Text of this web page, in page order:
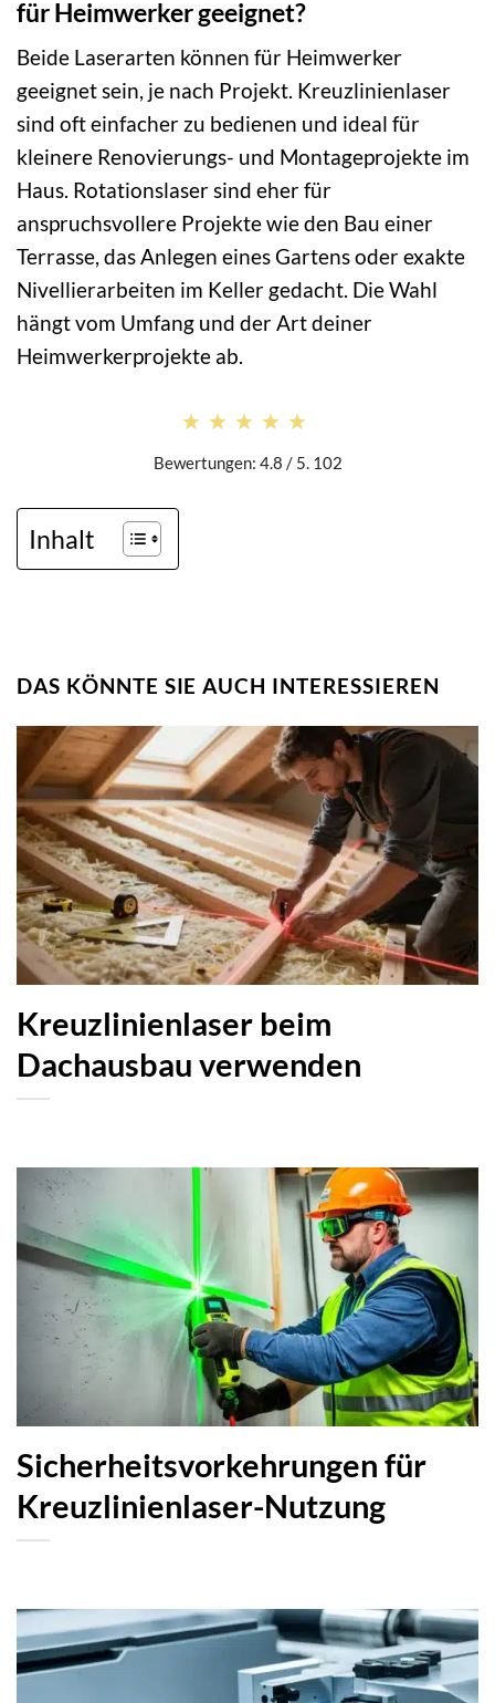
für Heimwerker geeignet?
Beide Laserarten können für Heimwerker
geeignet sein, je nach Projekt. Kreuzlinienlaser
sind oft einfacher zu bedienen und ideal für
kleinere Renovierungs- und Montageprojekte im
Haus. Rotationslaser sind eher für
anspruchsvollere Projekte wie den Bau einer
Terrasse, das Anlegen eines Gartens oder exakte
Nivellierarbeiten im Keller gedacht. Die Wahl
hängt vom Umfang und der Art deiner
Heimwerkerprojekte ab.
★★★★★
★★★★★
Bewertungen: 4.8 / 5. 102
Inhalt
DAS KÖNNTE SIE AUCH INTERESSIEREN
Kreuzlinienlaser beim
Dachausbau verwenden
Sicherheitsvorkehrungen für
Kreuzlinienlaser-Nutzung